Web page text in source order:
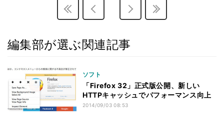
編集部が選ぶ関連記事
ソフト
「Firefox 32」正式版公開、新しい
HTTPキャッシュでパフォーマンス向上
2014/09/03 08:53